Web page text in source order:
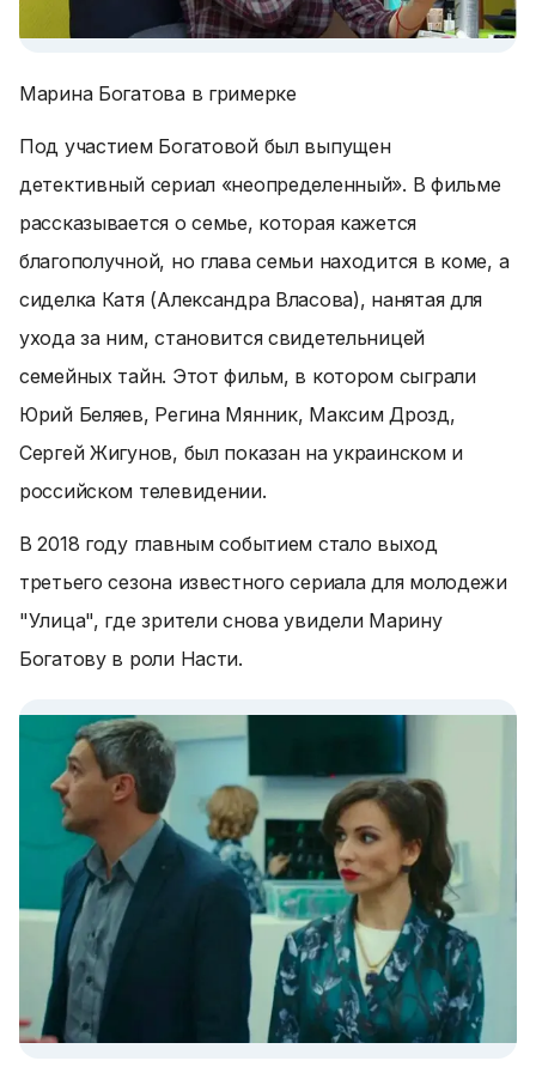
Марина Богатова в гримерке
Под участием Богатовой был выпущен
детективный сериал «неопределенный». В фильме
рассказывается о семье, которая кажется
благополучной, но глава семьи находится в коме, а
сиделка Катя (Александра Власова), нанятая для
ухода за ним, становится свидетельницей
семейных тайн. Этот фильм, в котором сыграли
Юрий Беляев, Регина Мянник, Максим Дрозд,
Сергей Жигунов, был показан на украинском и
российском телевидении.
В 2018 году главным событием стало выход
третьего сезона известного сериала для молодежи
"Улица", где зрители снова увидели Марину
Богатову в роли Насти.